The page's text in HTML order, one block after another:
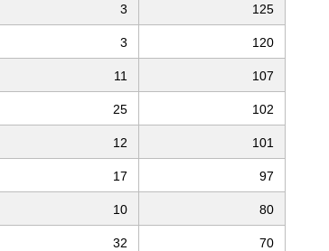
3 125
3 120
11 107
25 102
12 101
17 97
10 80
32 70